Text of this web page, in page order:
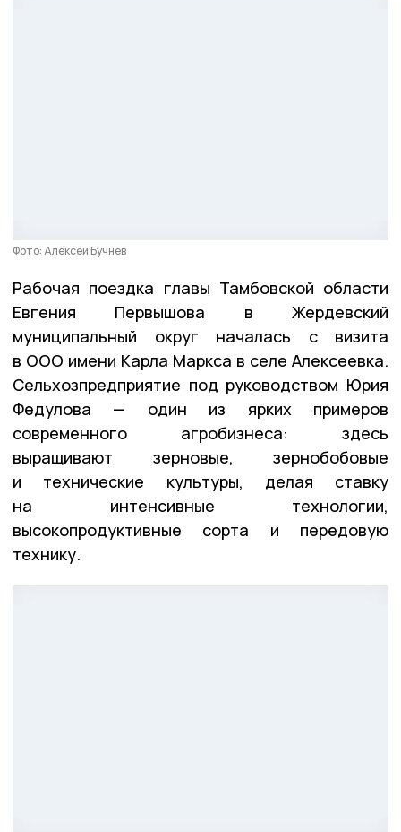
Фото: Алексей Бучнев
Рабочая поездка главы Тамбовской области
Евгения Первышова в Жердевский
муниципальный округ началась с визита
в ООО имени Карла Маркса в селе Алексеевка.
Сельхозпредприятие под руководством Юрия
Федулова — один из ярких примеров
современного агробизнеса: здесь
выращивают зерновые, зернобобовые
и технические культуры, делая ставку
на интенсивные технологии,
высокопродуктивные сорта и передовую
технику.